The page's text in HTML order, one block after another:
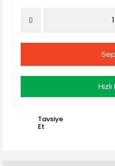
Tavsiye
Et